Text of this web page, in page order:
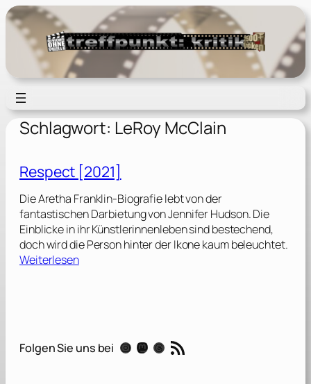
Zum
Inhalt
springen
Schlagwort: LeRoy McClain
Respect [2021]
Die Aretha Franklin-Biografie lebt von der
fantastischen Darbietung von Jennifer Hudson. Die
Einblicke in ihr Künstlerinnenleben sind bestechend,
doch wird die Person hinter der Ikone kaum beleuchtet.
Weiterlesen:
c
Folgen Sie uns bei Instagram Mastodon Threads RSS-Feed